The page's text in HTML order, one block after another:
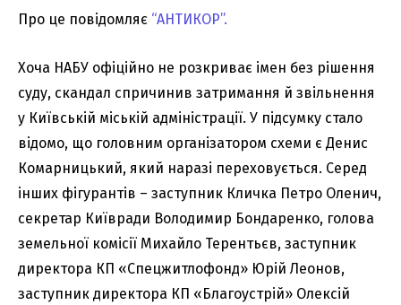
Про це повідомляє “АНТИКОР”.
Хоча НАБУ офіційно не розкриває імен без рішення
суду, скандал спричинив затримання й звільнення
у Київській міській адміністрації. У підсумку стало
відомо, що головним організатором схеми є Денис
Комарницький, який наразі переховується. Серед
інших фігурантів – заступник Кличка Петро Оленич,
секретар Київради Володимир Бондаренко, голова
земельної комісії Михайло Терентьєв, заступник
директора КП «Спецжитлофонд» Юрій Леонов,
заступник директора КП «Благоустрій» Олексій